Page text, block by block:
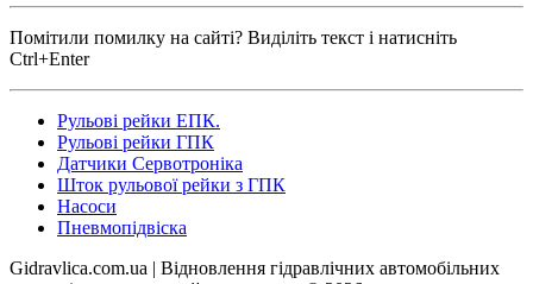
Помітили помилку на сайті? Виділіть текст і натисніть
Ctrl+Enter
Рульові рейки ЕПК.
Рульові рейки ГПК
Датчики Сервотроніка
Шток рульової рейки з ГПК
Насоси
Пневмопідвіска
Gidravlica.com.ua | Відновлення гідравлічних автомобільних